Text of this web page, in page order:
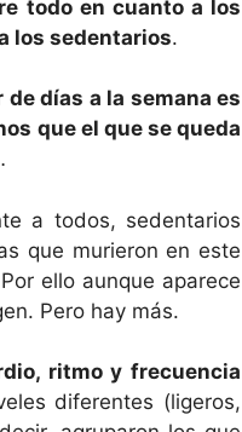
todo en cuanto a los
los sedentarios.
días a la semana es
que el que se queda
a todos, sedentarios
que murieron en este
ello aunque aparece
Pero hay más.
ritmo y frecuencia
diferentes (ligeros,